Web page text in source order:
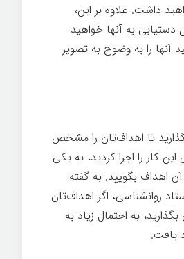
داشت. علاوه بر این،
دستیابی به آنها خواهید
آنها را به وضوح به تصویر
تا اهداف‌تان را مشخص
کار را اجرا کردید، به یکی
آن اهداف بگویید. به گفته
روانشناسی، اگر اهداف‌تان
به احتمال زیاد به
یافت.